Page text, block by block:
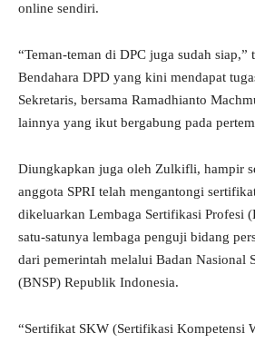
online sendiri.
“Teman-teman di DPC juga sudah
Bendahara DPD yang kini mendapat
Sekretaris, bersama Ramadhianto
lainnya yang ikut bergabung pada
Diungkapkan juga oleh Zulkifli, hampir
anggota SPRI telah mengantongi
dikeluarkan Lembaga Sertifikasi Profesi
satu-satunya lembaga penguji bidang
dari pemerintah melalui Badan Nasional
(BNSP) Republik Indonesia.
“Sertifikat SKW (Sertifikasi Kompetensi